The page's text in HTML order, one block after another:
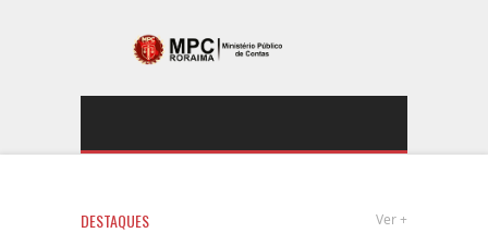
DESTAQUES Ver +